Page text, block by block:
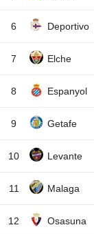
6 Deportivo
7 Elche
8 Espanyol
9 Getafe
10 Levante
11 Malaga
12 Osasuna